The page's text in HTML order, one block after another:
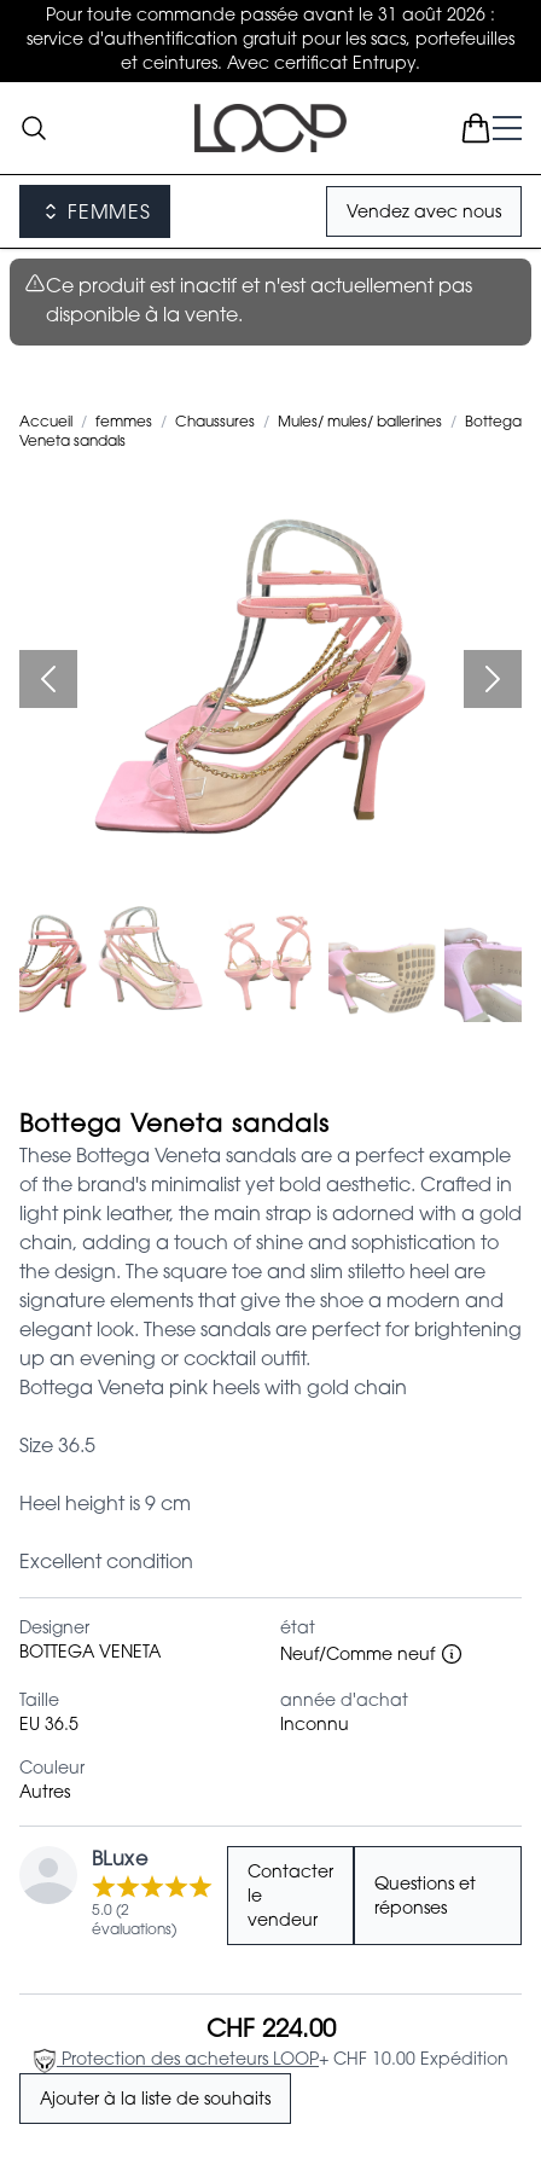
Pour toute commande passée avant le 31 août 2026 :
service d'authentification gratuit pour les sacs, portefeuilles
et ceintures. Avec certificat Entrupy.
FEMMES Vendez avec nous
Ce produit est inactif et n'est actuellement pas
disponible à la vente.
Accueil / femmes / Chaussures / Mules/ mules/ ballerines /
Bottega
Veneta sandals
Bottega Veneta sandals
These Bottega Veneta sandals are a perfect example
of the brand's minimalist yet bold aesthetic. Crafted in
light pink leather, the main strap is adorned with a gold
chain, adding a touch of shine and sophistication to
the design. The square toe and slim stiletto heel are
signature elements that give the shoe a modern and
elegant look. These sandals are perfect for brightening
up an evening or cocktail outfit.
Bottega Veneta pink heels with gold chain
Size 36.5
Heel height is 9 cm
Excellent condition
Designer
BOTTEGA VENETA
état
Neuf/Comme neuf
Taille
EU 36.5
année d'achat
Inconnu
Couleur
Autres
BLuxe
5.0 (2
évaluations)
Contacter
le
vendeur
Questions et
réponses
CHF 224.00
Protection des acheteurs LOOP+ CHF 10.00 Expédition
Ajouter à la liste de souhaits